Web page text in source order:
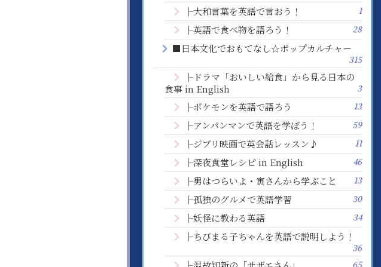
├大和言葉を英語で言おう！ 1
├英語で食べ物を語ろう！ 28
■日本文化でおもてなし☆ポップカルチャー
315
├ドラマ「おいしい給食」から見る日本の
食事 in English
3
├ポケモンを英語で語ろう 13
├アンパンマンで英語を学ぼう！ 59
├ジブリ映画で英会話レッスン♪ 11
├深夜食堂レシピ in English 46
├男はつらいよ・寅さんから学ぶこと 13
├孤独のグルメで英語学習 30
├妖怪に教わる英語 34
├ちびまる子ちゃんを英語で説明しよう！
36
65